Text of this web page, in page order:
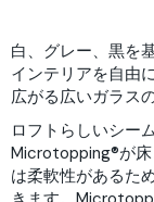
白、グレー、黒を
インテリアを自由
広がる広いガラス
ロフトらしいシー
Microtopping®が
は柔軟性があるた